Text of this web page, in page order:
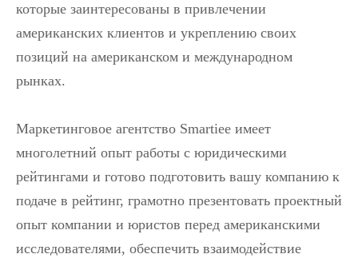
которые заинтересованы в привлечении
американских клиентов и укреплению своих
позиций на американском и международном
рынках.
Маркетинговое агентство Smartiee имеет
многолетний опыт работы с юридическими
рейтингами и готово подготовить вашу компанию к
подаче в рейтинг, грамотно презентовать проектный
опыт компании и юристов перед американскими
исследователями, обеспечить взаимодействие